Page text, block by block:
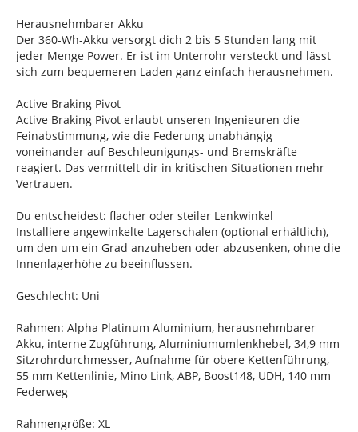
Herausnehmbarer Akku
Der 360-Wh-Akku versorgt dich 2 bis 5 Stunden lang mit
jeder Menge Power. Er ist im Unterrohr versteckt und lässt
sich zum bequemeren Laden ganz einfach herausnehmen.
Active Braking Pivot
Active Braking Pivot erlaubt unseren Ingenieuren die
Feinabstimmung, wie die Federung unabhängig
voneinander auf Beschleunigungs- und Bremskräfte
reagiert. Das vermittelt dir in kritischen Situationen mehr
Vertrauen.
Du entscheidest: flacher oder steiler Lenkwinkel
Installiere angewinkelte Lagerschalen (optional erhältlich),
um den um ein Grad anzuheben oder abzusenken, ohne die
Innenlagerhöhe zu beeinflussen.
Geschlecht: Uni
Rahmen: Alpha Platinum Aluminium, herausnehmbarer
Akku, interne Zugführung, Aluminiumumlenkhebel, 34,9 mm
Sitzrohrdurchmesser, Aufnahme für obere Kettenführung,
55 mm Kettenlinie, Mino Link, ABP, Boost148, UDH, 140 mm
Federweg
Rahmengröße: XL